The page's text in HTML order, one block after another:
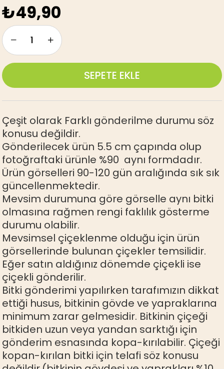
Çeşit olarak Farklı gönderilme durumu söz
konusu değildir.
Gönderilecek ürün 5.5 cm çapında olup
fotoğraftaki ürünle %90 aynı formdadır.
Ürün görselleri 90-120 gün aralığında sık sık
güncellenmektedir.
Mevsim durumuna göre görselle aynı bitki
olmasına rağmen rengi faklılık gösterme
durumu olabilir.
Mevsimsel çiçeklenme olduğu için ürün
görsellerinde bulunan çiçekler temsilidir.
Eğer satın aldığınız dönemde çiçekli ise
çiçekli gönderilir.
Bitki gönderimi yapılırken tarafımızın dikkat
ettiği husus, bitkinin gövde ve yapraklarına
minimum zarar gelmesidir. Bitkinin çiçeği
bitkiden uzun veya yandan sarktığı için
gönderim esnasında kopa-kırılabilir. Çiçeği
kopan-kırılan bitki için telafi söz konusu
₺49,90